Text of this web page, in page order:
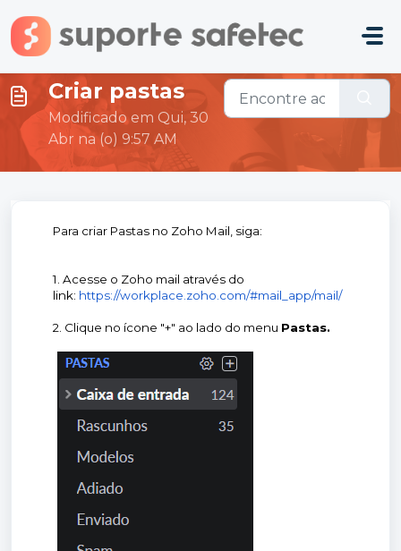
Ir para o conteúdo principal
Criar pastas
Modificado em Qui, 30
Abr na (o) 9:57 AM
Para criar Pastas no Zoho Mail, siga:
1. Acesse o Zoho mail através do
link: https://workplace.zoho.com/#mail_app/mail/
2. Clique no ícone "+" ao lado do menu Pastas.